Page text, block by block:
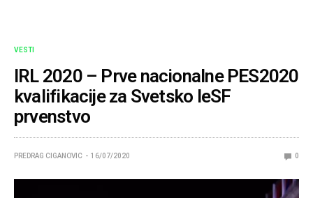
VESTI
IRL 2020 – Prve nacionalne PES2020
kvalifikacije za Svetsko IeSF
prvenstvo
PREDRAG CIGANOVIC 16/07/2020 0